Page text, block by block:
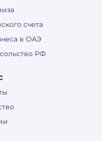
счета
в ОАЭ
РФ